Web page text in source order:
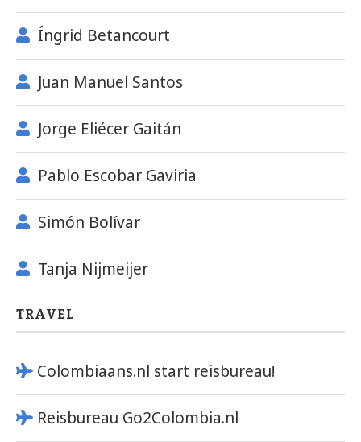
Íngrid Betancourt
Juan Manuel Santos
Jorge Eliécer Gaitán
Pablo Escobar Gaviria
Simón Bolívar
Tanja Nijmeijer
TRAVEL
Colombiaans.nl start reisbureau!
Reisbureau Go2Colombia.nl